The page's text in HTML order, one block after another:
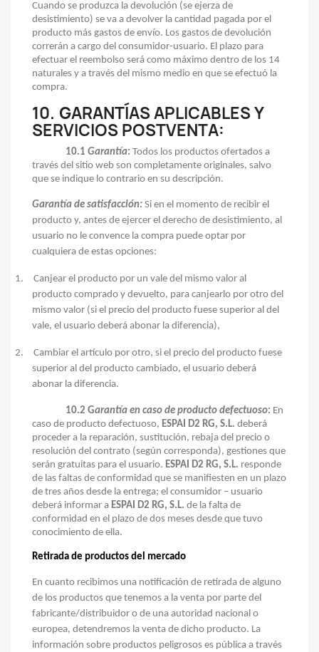
Cuando se produzca la devolución (se ejerza de
desistimiento) se va a devolver la cantidad pagada por el
producto más gastos de envío. Los gastos de devolución
correrán a cargo del consumidor-usuario. El plazo para
efectuar el reembolso será como máximo dentro de los 14
naturales y a través del mismo medio en que se efectuó la
compra.
10. GARANTÍAS APLICABLES Y
SERVICIOS POSTVENTA:
10.1Garantía: Todos los productos ofertados a
través del sitio web son completamente originales, salvo
que se indique lo contrario en su descripción.
Garantía de satisfacción: Si en el momento de recibir el
producto y, antes de ejercer el derecho de desistimiento, al
usuario no le convence la compra puede optar por
cualquiera de estas opciones:
1.
Canjear el producto por un vale del mismo valor al
producto comprado y devuelto, para canjearlo por otro del
mismo valor (si el precio del producto fuese superior al del
vale, el usuario deberá abonar la diferencia),
2.
Cambiar el artículo por otro, si el precio del producto fuese
superior al del producto cambiado, el usuario deberá
abonar la diferencia.
10.2 Garantía en caso de producto defectuoso: En
caso de producto defectuoso, ESPAI D2 RG, S.L. deberá
proceder a la reparación, sustitución, rebaja del precio o
resolución del contrato (según corresponda), gestiones que
serán gratuitas para el usuario. ESPAI D2 RG, S.L. responde
de las faltas de conformidad que se manifiesten en un plazo
de tres años desde la entrega; el consumidor – usuario
deberá informar a ESPAI D2 RG, S.L. de la falta de
conformidad en el plazo de dos meses desde que tuvo
conocimiento de ella.
Retirada de productos del mercado
En cuanto recibimos una notificación de retirada de alguno
de los productos que tenemos a la venta por parte del
fabricante/distribuidor o de una autoridad nacional o
europea, detendremos la venta de dicho producto. La
información sobre productos peligrosos es pública a través